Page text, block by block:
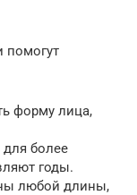
помогут
форму лица,
для более
годы.
любой длины,